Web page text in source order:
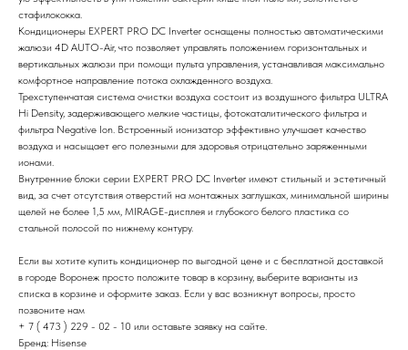
стафилококка.
Кондиционеры EXPERT PRO DC Inverter оснащены полностью автоматическими
жалюзи 4D AUTO-Air, что позволяет управлять положением горизонтальных и
вертикальных жалюзи при помощи пульта управления, устанавливая максимально
комфортное направление потока охлажденного воздуха.
Трехступенчатая система очистки воздуха состоит из воздушного фильтра ULTRA
Hi Density, задерживающего мелкие частицы, фотокаталитического фильтра и
фильтра Negative Ion. Встроенный ионизатор эффективно улучшает качество
воздуха и насыщает его полезными для здоровья отрицательно заряженными
ионами.
Внутренние блоки серии EXPERT PRO DC Inverter имеют стильный и эстетичный
вид, за счет отсутствия отверстий на монтажных заглушках, минимальной ширины
щелей не более 1,5 мм, MIRAGE-дисплея и глубокого белого пластика со
стальной полосой по нижнему контуру.
Если вы хотите купить кондиционер по выгодной цене и с бесплатной доставкой
в городе Воронеж просто положите товар в корзину, выберите варианты из
списка в корзине и оформите заказ. Если у вас возникнут вопросы, просто
позвоните нам
+ 7 ( 473 ) 229 - 02 - 10 или оставьте заявку на сайте.
Бренд: Hisense